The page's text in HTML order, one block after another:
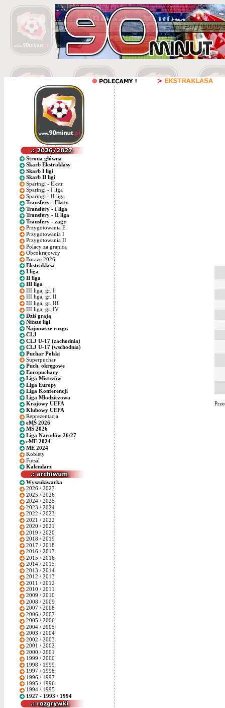
Strona główna
Skarb Ekstraklasy
Skarb I ligi
Skarb II ligi
Sparingi - Ekstr.
Sparingi - I liga
Sparingi - II liga
Transfery - Ekstr.
Transfery - I liga
Transfery - II liga
Transfery - zagr.
Przygotowania E
Przygotowania I
Przygotowania II
Polacy za granicą
Obcokrajowcy
Baraże 2026
Ekstraklasa
I liga
II liga
III liga
III liga, gr. I
III liga, gr. II
III liga, gr. III
III liga, gr. IV
Dziś grają
Niższe ligi
Najnowsze rozgr.
CLJ
CLJ U-17 (zachodnia)
CLJ U-17 (wschodnia)
Puchar Polski
Superpuchar
Puch. okręgowe
Europuchary
Liga Mistrzów
Liga Europy
Liga Konferencji
Liga Młodzieżowa
Krajowy UEFA
Klubowy UEFA
Reprezentacja
eMŚ 2026
MŚ 2026
Liga Narodów 26/27
eME 2024
ME 2024
Kobiety
Futsal
Kalendarz
Wyszukiwarka
2026 / 2027
2025 / 2026
2024 / 2025
2023 / 2024
2022 / 2023
2021 / 2022
2020 / 2021
2019 / 2020
2018 / 2019
2017 / 2018
2016 / 2017
2015 / 2016
2014 / 2015
2013 / 2014
2012 / 2013
2011 / 2012
2010 / 2011
2009 / 2010
2008 / 2009
2007 / 2008
2006 / 2007
2005 / 2006
2004 / 2005
2003 / 2004
2002 / 2003
2001 / 2002
2000 / 2001
1999 / 2000
1998 / 1999
1997 / 1998
1996 / 1997
1995 / 1996
1994 / 1995
1927 - 1993 / 1994